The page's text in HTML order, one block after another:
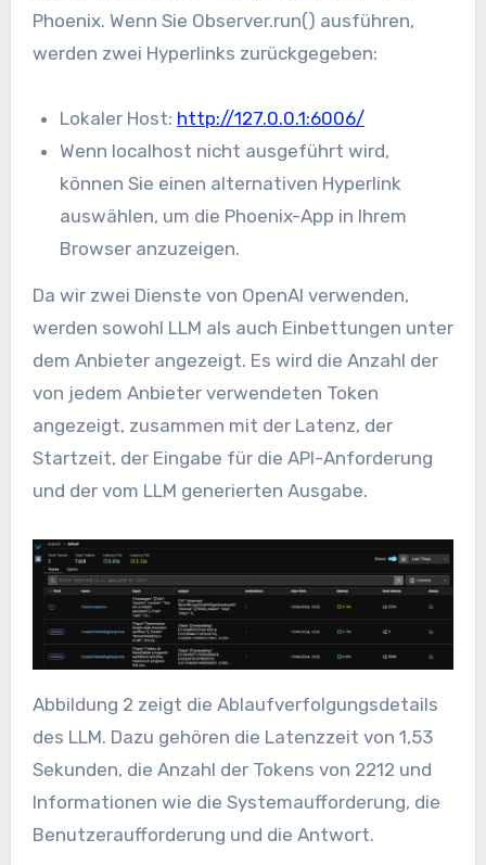
Phoenix. Wenn Sie Observer.run() ausführen,
werden zwei Hyperlinks zurückgegeben:
Lokaler Host: http://127.0.0.1:6006/
Wenn localhost nicht ausgeführt wird,
können Sie einen alternativen Hyperlink
auswählen, um die Phoenix-App in Ihrem
Browser anzuzeigen.
Da wir zwei Dienste von OpenAI verwenden,
werden sowohl LLM als auch Einbettungen unter
dem Anbieter angezeigt. Es wird die Anzahl der
von jedem Anbieter verwendeten Token
angezeigt, zusammen mit der Latenz, der
Startzeit, der Eingabe für die API-Anforderung
und der vom LLM generierten Ausgabe.
Abbildung 2 zeigt die Ablaufverfolgungsdetails
des LLM. Dazu gehören die Latenzzeit von 1,53
Sekunden, die Anzahl der Tokens von 2212 und
Informationen wie die Systemaufforderung, die
Benutzeraufforderung und die Antwort.